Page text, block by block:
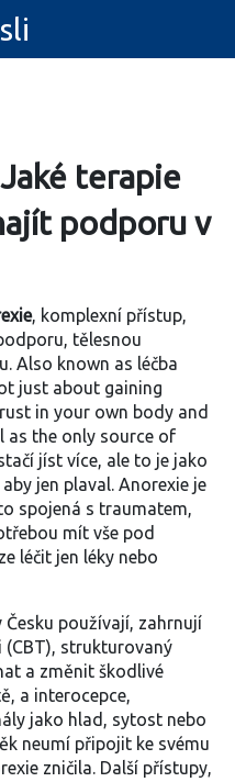
terapie
podporu v
, komplexní přístup,
tělesnou
. Also known as léčba
just about gaining
in your own body and
the only source of
jíst více, ale to je jako
jen plaval. Anorexie je
spojená s traumatem,
mít vše pod
léčit jen léky nebo
Česku používají, zahrnují
, strukturovaný
a změnit škodlivé
, a interocepce,
jako hlad, sytost nebo
neumí připojit ke svému
zničila. Další přístupy,